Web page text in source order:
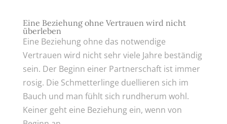
Eine Beziehung ohne Vertrauen wird nicht
überleben
Eine Beziehung ohne das notwendige
Vertrauen wird nicht sehr viele Jahre beständig
sein. Der Beginn einer Partnerschaft ist immer
rosig. Die Schmetterlinge duellieren sich im
Bauch und man fühlt sich rundherum wohl.
Keiner geht eine Beziehung ein, wenn von